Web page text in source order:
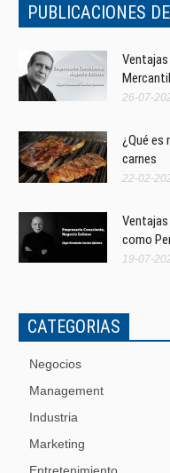
PUBLICACIONES
Ventajas
26-07-
¿Qué es
carnes
22-02-
como
19-07-
CATEGORIAS
Negocios
Management
Industria
Marketing
Entretenimiento